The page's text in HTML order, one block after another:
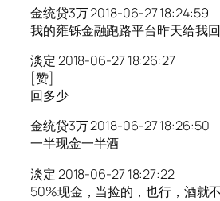
金统贷3万 2018-06-27 18:24:59
我的雍铄金融跑路平台昨天给我
淡定 2018-06-27 18:26:27
[赞]
回多少
金统贷3万 2018-06-27 18:26:50
一半现金一半酒
淡定 2018-06-27 18:27:22
50%现金，当捡的，也行，酒就